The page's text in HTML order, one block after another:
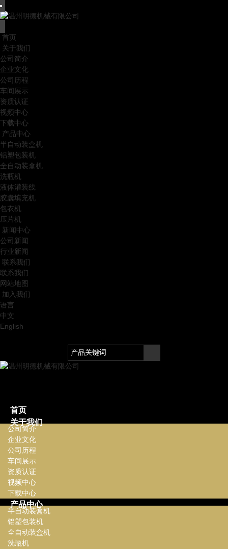
首页
关于我们
公司简介
企业文化
公司历程
车间展示
资质认证
视频中心
下载中心
产品中心
半自动装盒机
铝塑包装机
全自动装盒机
洗瓶机
液体灌装线
胶囊填充机
包衣机
压片机
新闻中心
公司新闻
行业新闻
联系我们
联系我们
网站地图
加入我们
语言
中文
English
首页
关于我们
公司简介
企业文化
公司历程
车间展示
资质认证
视频中心
下载中心
产品中心
半自动装盒机
铝塑包装机
全自动装盒机
洗瓶机